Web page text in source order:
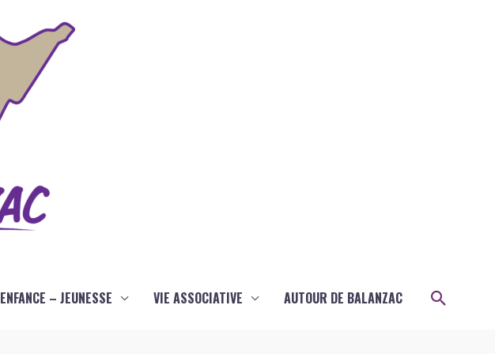
ENFANCE – JEUNESSE VIE ASSOCIATIVE AUTOUR DE BALANZAC